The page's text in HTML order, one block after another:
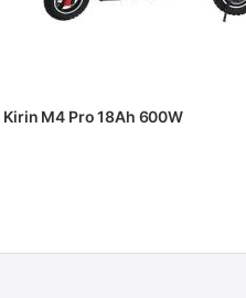
M4 Pro 18Ah 600W